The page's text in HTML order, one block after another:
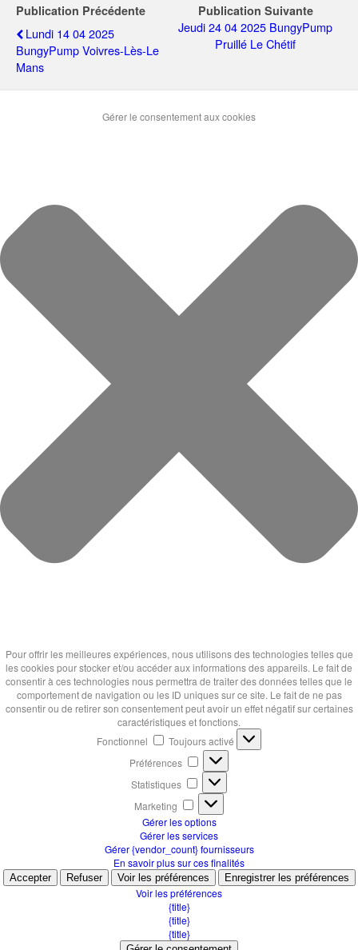
Publication Précédente
Lundi 14 04 2025
BungyPump Voivres-Lès-Le
Mans
Publication Suivante
Jeudi 24 04 2025 BungyPump
Pruillé Le Chétif
Gérer le consentement aux cookies
Pour offrir les meilleures expériences, nous utilisons des technologies telles que
les cookies pour stocker et/ou accéder aux informations des appareils. Le fait de
consentir à ces technologies nous permettra de traiter des données telles que le
comportement de navigation ou les ID uniques sur ce site. Le fait de ne pas
consentir ou de retirer son consentement peut avoir un effet négatif sur certaines
caractéristiques et fonctions.
Fonctionnel
Toujours activé
Préférences
Préférences
Statistiques Statistiques
Marketing
Marketing
Gérer les options
Gérer les services
Gérer {vendor_count} fournisseurs
En savoir plus sur ces finalités
Accepter Refuser Voir les préférences Enregistrer les préférences
Voir les préférences
{title}
{title}
{title}